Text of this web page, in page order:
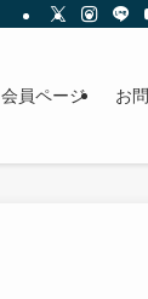
会員ページ お